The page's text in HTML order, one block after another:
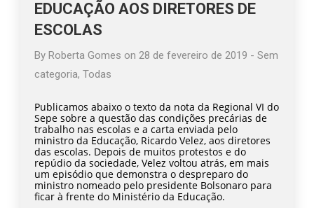
EDUCAÇÃO AOS DIRETORES DE
ESCOLAS
ByRoberta Gomes on28 de fevereiro de 2019 -Sem
categoria,Todas
Publicamos abaixo o texto da nota da Regional VI do
Sepe sobre a questão das condições precárias de
trabalho nas escolas e a carta enviada pelo
ministro da Educação, Ricardo Velez, aos diretores
das escolas. Depois de muitos protestos e do
repúdio da sociedade, Velez voltou atrás, em mais
um episódio que demonstra o despreparo do
ministro nomeado pelo presidente Bolsonaro para
ficar à frente do Ministério da Educação.